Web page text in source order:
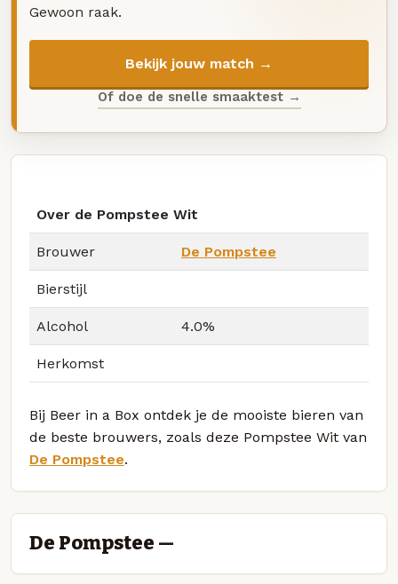
Gewoon raak.
Bekijk jouw match →
Of doe de snelle smaaktest →
Over de Pompstee Wit
Brouwer De Pompstee
Bierstijl
Alcohol 4.0%
Herkomst
Bij Beer in a Box ontdek je de mooiste bieren van
de beste brouwers, zoals deze Pompstee Wit van
De Pompstee.
De Pompstee —